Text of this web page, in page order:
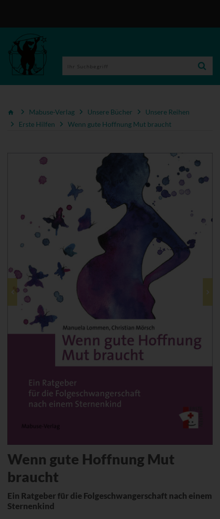
Mabuse-Verlag Unsere Bücher
Unsere Reihen
Erste Hilfen
Wenn gute Hoffnung Mut braucht
Wenn gute Hoffnung Mut
braucht
Ein Ratgeber für die Folgeschwangerschaft nach einem
Sternenkind